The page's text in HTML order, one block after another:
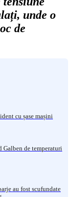
unde o
de
cu șase mașini
Galben de temperaturi
au fost scufundate